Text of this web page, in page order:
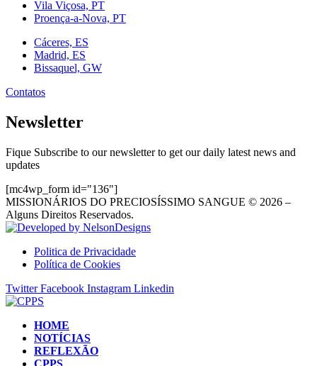
Vila Viçosa, PT
Proença-a-Nova, PT
Cáceres, ES
Madrid, ES
Bissaquel, GW
Contatos
Newsletter
Fique Subscribe to our newsletter to get our daily latest news and
updates
[mc4wp_form id="136"]
MISSIONÁRIOS DO PRECIOSÍSSIMO SANGUE © 2026 –
Alguns Direitos Reservados.
Politica de Privacidade
Política de Cookies
Twitter Facebook Instagram Linkedin
HOME
NOTÍCIAS
REFLEXÃO
CPPS